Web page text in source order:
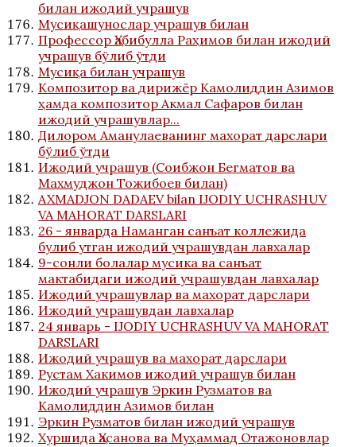
билан ижодий учрашув
Мусиқашунослар учрашув билан
Профессор Ҳабибулла Раҳимов билан ижодий
учрашув бўлиб ўтди
Мусиқа билан учрашув
Композитор ва дирижёр Камолиддин Азимов
ҳамда композитор Акмал Сафаров билан
ижодий учрашувлар...
Дилором Аманулаеванинг махорат дарслари
бўлиб ўтди
Ижодий учрашув (Соибжон Бегматов ва
Махмуджон Тожибоев билан)
AXMADJON DADAEV bilan IJODIY UCHRASHUV
VA MAHORAT DARSLARI
26 - январда Наманган санъат коллежида
булиб утган ижодий учрашувдан лавхалар
9-сонли болалар мусика ва санъат
мактабидаги ижодий учрашувдан лавхалар
Ижодий учрашувлар ва махорат дарслари
Ижодий учрашувдан лавхалар
24 январь - IJODIY UCHRASHUV VA MAHORAT
DARSLARI
Ижодий учрашув ва махорат дарслари
Рустам Хакимов ижодий учрашув билан
Ижодий учрашув Эркин Рузматов ва
Камолиддин Азимов билан
Эркин Рузматов билан ижодий учрашув
Хуршида Ҳасанова ва Муҳаммад Отажоновлар